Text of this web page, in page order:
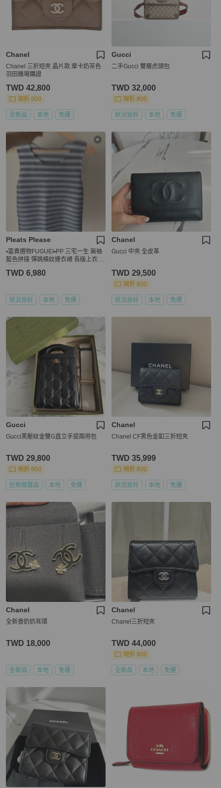
Chanel
Chanel 三折短夾 晶片款 摩卡奶茶色
羽田機場購證
TWD 42,800
現折 800
全新品 本地 免運
Gucci
二手Gucci 雙層虎頭包
TWD 32,000
現折 800
狀況良好 本地 免運
Pleats Please
▪️富貴選物FUGUEI▪️PP 三宅一生 無袖
藍色拼接 彈跳橫紋連衣裙 長版上衣 短
TWD 6,980
狀況良好 本地 免運
Chanel
Gucci 中夾 全皮革
TWD 29,500
現折 800
狀況良好 本地 免運
Gucci
Gucci黑壓紋金雙G直立手提兩用包
TWD 29,800
現折 800
近新閒置品 本地 免運
Chanel
Chanel CF黑色金釦三折短夾
TWD 35,999
現折 800
狀況良好 本地 免運
Chanel
全新香奶奶耳環
TWD 18,000
全新品 本地 免運
Chanel
Chanel三折短夾
TWD 44,000
現折 800
全新品 本地 免運